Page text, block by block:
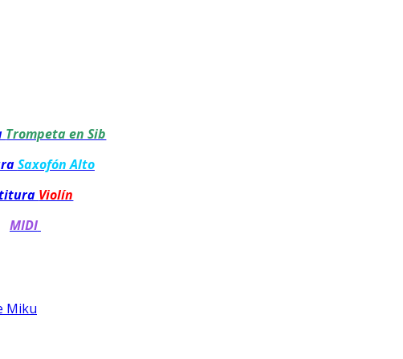
Trompeta en Sib
Saxofón Alto
Violín
MIDI
Miku